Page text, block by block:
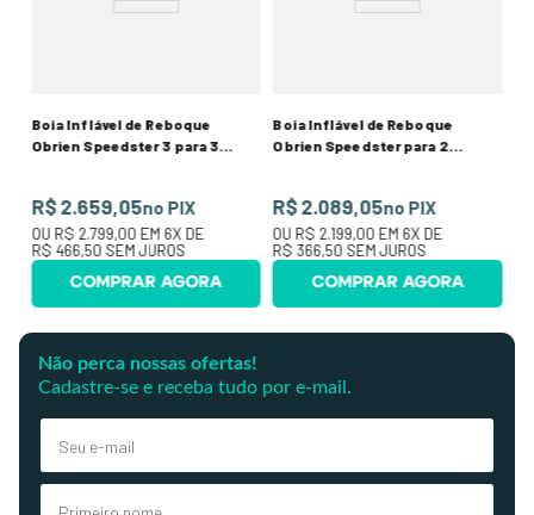
Boia Inflável de Reboque
Obrien Speedster 3 para 3
R$ 2.659,05no PIX
OU R$ 2.799,00 EM 6X DE
R$ 466,50 SEM JUROS
COMPRAR AGORA
Boia Inflável de Reboque
Obrien Speedster para 2
R$ 2.089,05no PIX
OU R$ 2.199,00 EM 6X DE
R$ 366,50 SEM JUROS
COMPRAR AGORA
Não perca nossas ofertas!
Cadastre-se e receba tudo por e-mail.